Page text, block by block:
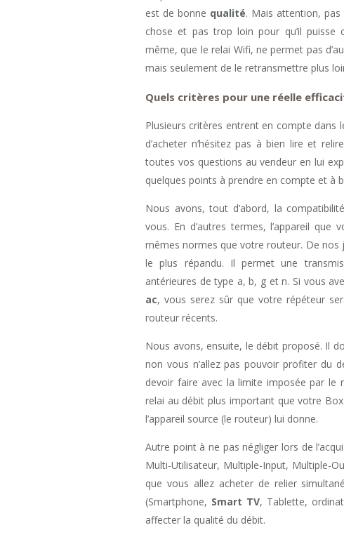
est de bonne qualité. Mais attention,
chose et pas trop loin pour qu’il puisse
même, que le relai Wifi, ne permet pas
mais seulement de le retransmettre plus
Quels critères pour une réelle
Plusieurs critères entrent en compte dans
d’acheter n’hésitez pas à bien lire et
toutes vos questions au vendeur en lui
quelques points à prendre en compte et à
Nous avons, tout d’abord, la
vous. En d’autres termes, l’appareil
mêmes normes que votre routeur. De nos
le plus répandu. Il permet une
antérieures de type a, b, g et n. Si vous
ac, vous serez sûr que votre répéteur
routeur récents.
Nous avons, ensuite, le débit proposé. Il
non vous n’allez pas pouvoir profiter du
devoir faire avec la limite imposée par le
relai au débit plus important que votre
l’appareil source (le routeur) lui donne.
Autre point à ne pas négliger lors de
Multi-Utilisateur, Multiple-Input, Multiple-
que vous allez acheter de relier
(Smartphone, Smart TV, Tablette,
affecter la qualité du débit.